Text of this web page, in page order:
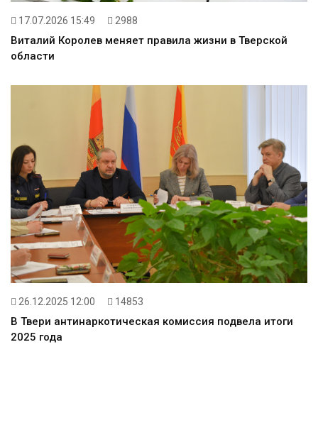
17.07.2026 15:49 2988
Виталий Королев меняет правила жизни в Тверской
области
26.12.2025 12:00 14853
В Твери антинаркотическая комиссия подвела итоги
2025 года